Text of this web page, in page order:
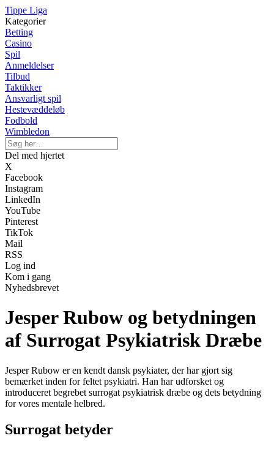
Tippe Liga
Kategorier
Betting
Casino
Spil
Anmeldelser
Tilbud
Taktikker
Ansvarligt spil
Hestevæddeløb
Fodbold
Wimbledon
Del med hjertet
X
Facebook
Instagram
LinkedIn
YouTube
Pinterest
TikTok
Mail
RSS
Log ind
Kom i gang
Nyhedsbrevet
Jesper Rubow og betydningen
af Surrogat Psykiatrisk Dræbe
Jesper Rubow er en kendt dansk psykiater, der har gjort sig
bemærket inden for feltet psykiatri. Han har udforsket og
introduceret begrebet surrogat psykiatrisk dræbe og dets betydning
for vores mentale helbred.
Surrogat betyder